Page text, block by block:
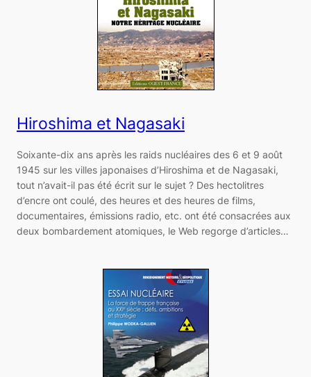
Hiroshima et Nagasaki
Soixante-dix ans après les raids nucléaires des 6 et 9 août
1945 sur les villes japonaises d’Hiroshima et de Nagasaki,
tout n’avait-il pas été écrit sur le sujet ? Des hectolitres
d’encre ont coulé, des heures et des heures de films,
documentaires, émissions radio, etc. ont été consacrées aux
deux bombardement atomiques, le Web regorge d’articles…